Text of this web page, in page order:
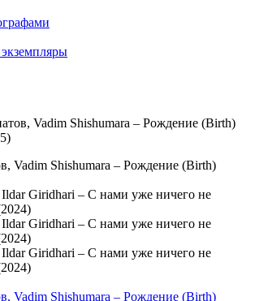
Vadim Shishumara – Рождение (Birth)